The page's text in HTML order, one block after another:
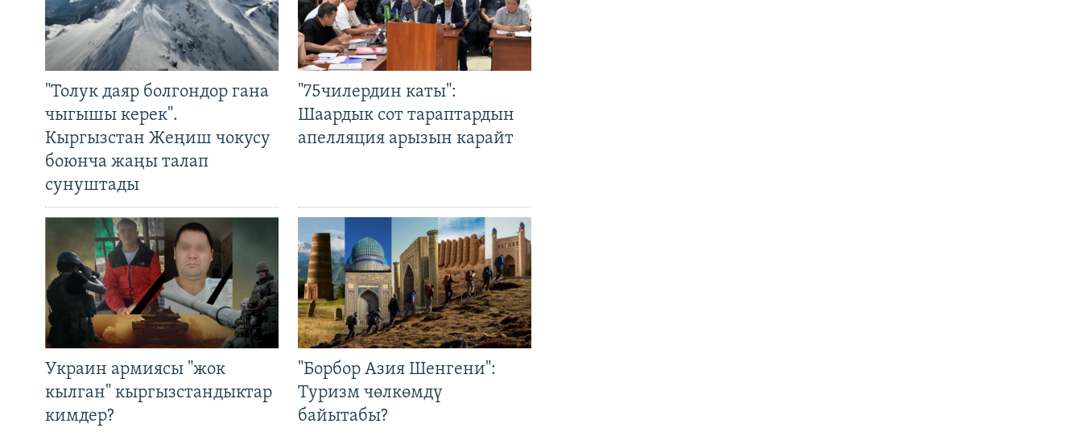
"Толук даяр болгондор гана
чыгышы керек".
Кыргызстан Жеңиш чокусу
боюнча жаңы талап
сунуштады
"75чилердин каты":
Шаардык сот тараптардын
апелляция арызын карайт
Украин армиясы "жок
кылган" кыргызстандыктар
кимдер?
"Борбор Азия Шенгени":
Туризм чөлкөмдү
байытабы?